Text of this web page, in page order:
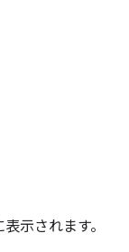
示されます。